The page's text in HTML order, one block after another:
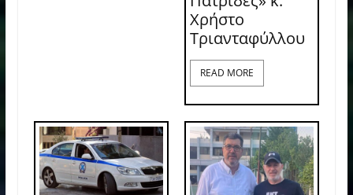
Χρήστο
Τριανταφύλλου
READ MORE